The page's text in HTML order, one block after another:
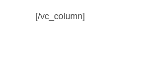
[/vc_column]